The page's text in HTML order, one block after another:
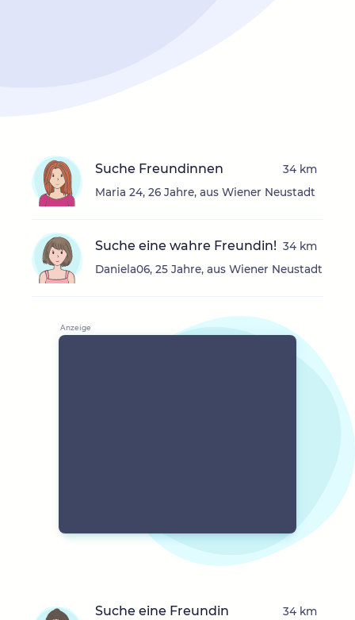
Suche Freundinnen
Maria 24, 26 Jahre, aus Wiener Neustadt
34 km
Suche eine wahre Freundin!
Daniela06, 25 Jahre, aus Wiener Neustadt
34 km
Suche eine Freundin 34 km